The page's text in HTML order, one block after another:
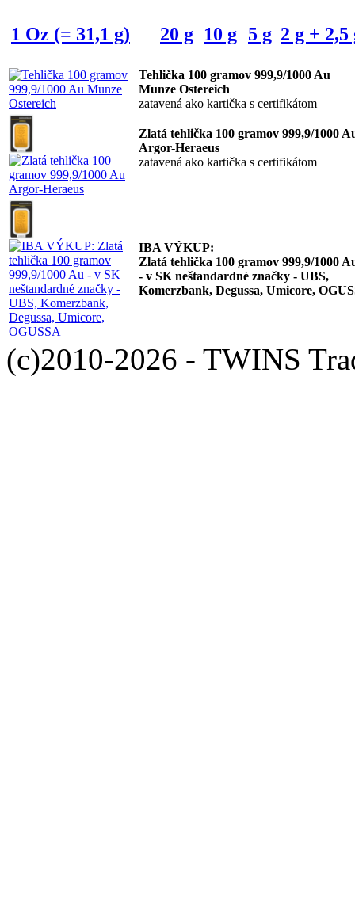
1 Oz (= 31,1 g) 20 g 10 g 5 g 2 g + 2,5
Tehlička 100 gramov 999,9/1000 Au
Munze Ostereich
zatavená ako kartička s certifikátom
Zlatá tehlička 100 gramov 999,9/1000
Argor-Heraeus
zatavená ako kartička s certifikátom
IBA VÝKUP:
Zlatá tehlička 100 gramov 999,9/1000
- v SK neštandardné značky - UBS,
Komerzbank, Degussa, Umicore,
(c)2010-2026 - TWINS